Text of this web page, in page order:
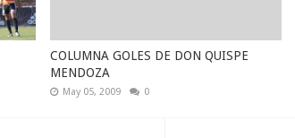
COLUMNA GOLES DE DON QUISPE
MENDOZA
May 05, 2009 0